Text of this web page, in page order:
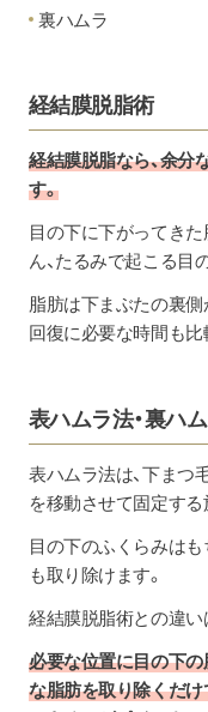
裏ハムラ
経結膜脱脂術
経結膜脱脂なら、余分
す。
目の下に下がってき
ん、たるみで起こる目
脂肪は下まぶたの裏側
回復に必要な時間も比
表ハムラ法・裏ハ
表ハムラ法は、下まつ
を移動させて固定する
目の下のふくらみは
も取り除けます。
経結膜脱脂術との違い
必要な位置に目の下の
な脂肪を取り除くだ